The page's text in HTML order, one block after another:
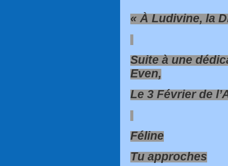
« À Ludivine, la
Suite à une
Even,
Le 3 Février de
Féline
Tu approches